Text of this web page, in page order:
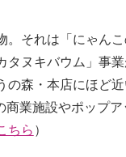
それは「にゃん
ヌキバウム」事
森・本店にほど
業施設やポップア
ちら）